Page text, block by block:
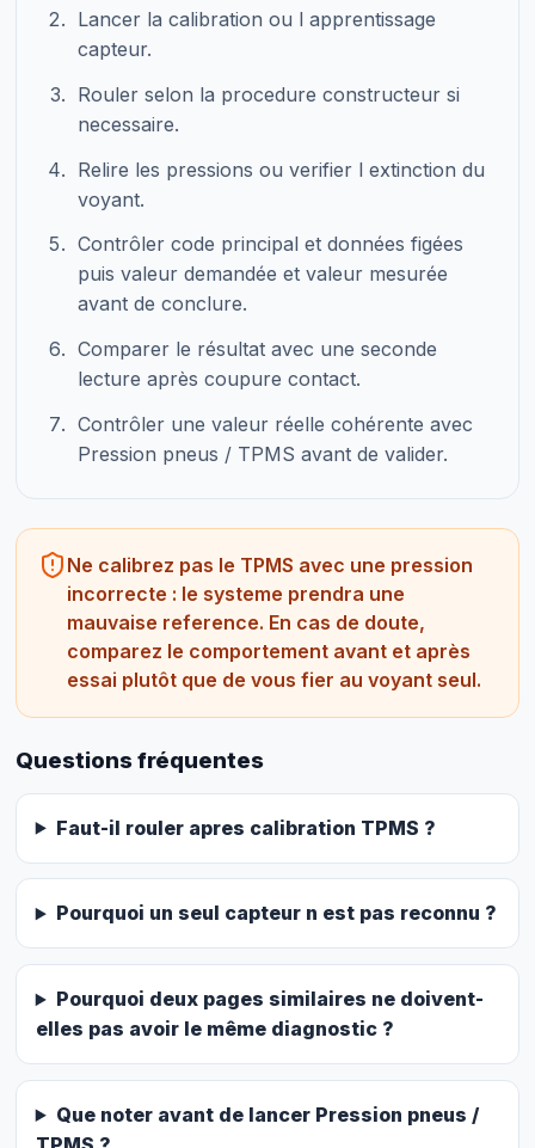
Lancer la calibration ou l apprentissage
capteur.
Rouler selon la procedure constructeur si
necessaire.
Relire les pressions ou verifier l extinction du
voyant.
Contrôler code principal et données figées
puis valeur demandée et valeur mesurée
avant de conclure.
Comparer le résultat avec une seconde
lecture après coupure contact.
Contrôler une valeur réelle cohérente avec
Pression pneus / TPMS avant de valider.
Ne calibrez pas le TPMS avec une pression
incorrecte : le systeme prendra une
mauvaise reference. En cas de doute,
comparez le comportement avant et après
essai plutôt que de vous fier au voyant seul.
Questions fréquentes
Faut-il rouler apres calibration TPMS ?
Pourquoi un seul capteur n est pas reconnu ?
Pourquoi deux pages similaires ne doivent-
elles pas avoir le même diagnostic ?
Que noter avant de lancer Pression pneus /